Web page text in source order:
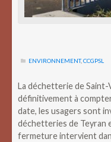
ENVIRONNEMENT,CCGPSL
La déchetterie de
définitivement à
date, les usagers sont
déchetteries de Teyran
fermeture intervient